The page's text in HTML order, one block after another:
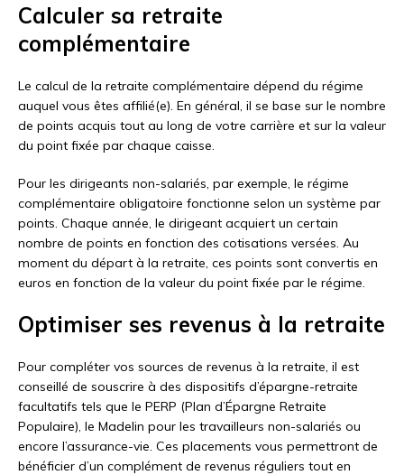
Calculer sa retraite
complémentaire
Le calcul de la retraite complémentaire dépend du régime
auquel vous êtes affilié(e). En général, il se base sur le nombre
de points acquis tout au long de votre carrière et sur la valeur
du point fixée par chaque caisse.
Pour les dirigeants non-salariés, par exemple, le régime
complémentaire obligatoire fonctionne selon un système par
points. Chaque année, le dirigeant acquiert un certain
nombre de points en fonction des cotisations versées. Au
moment du départ à la retraite, ces points sont convertis en
euros en fonction de la valeur du point fixée par le régime.
Optimiser ses revenus à la retraite
Pour compléter vos sources de revenus à la retraite, il est
conseillé de souscrire à des dispositifs d’épargne-retraite
facultatifs tels que le PERP (Plan d’Épargne Retraite
Populaire), le Madelin pour les travailleurs non-salariés ou
encore l’assurance-vie. Ces placements vous permettront de
bénéficier d’un complément de revenus réguliers tout en